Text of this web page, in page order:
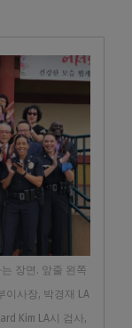
장면. 앞줄 왼쪽
이사장, 박경재 LA
Kim LA시 검사,